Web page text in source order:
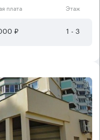
плата Этаж
₽ 1 - 3